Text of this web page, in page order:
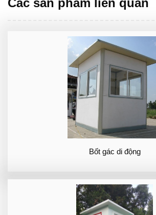
Các sản phẩm liên quan
Bốt gác di động